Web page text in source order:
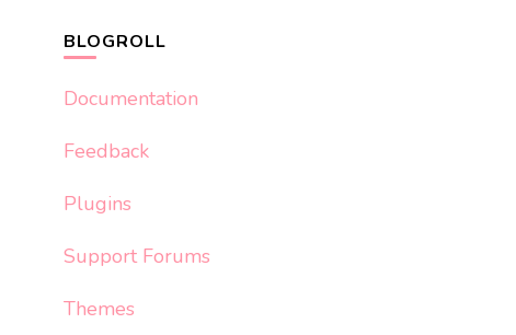
BLOGROLL
Documentation
Feedback
Plugins
Support Forums
Themes